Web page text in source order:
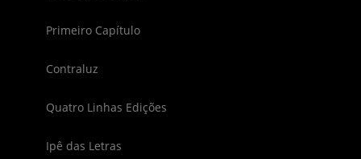
Primeiro Capítulo
Contraluz
Quatro Linhas Edições
Ipê das Letras